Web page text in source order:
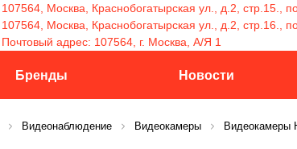
107564, Москва, Краснобогатырская ул., д.2, стр.15.,
107564, Москва, Краснобогатырская ул., д.2, стр.16.,
Почтовый адрес: 107564, г. Москва, А/Я 1
Бренды Новости
Видеонаблюдение Видеокамеры Видеокамеры